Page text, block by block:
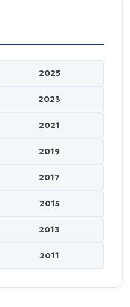
2025
2023
2021
2019
2017
2015
2013
2011